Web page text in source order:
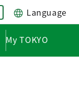
Language
My TOKYO